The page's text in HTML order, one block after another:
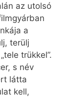
az utolsó
a
terülj
trükkel”.
s név
látta
kell,